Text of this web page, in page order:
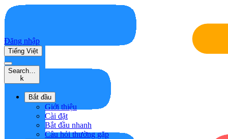
Đăng nhập
Tiếng Việt
Search…
k
Bắt đầu
Giới thiệu
Cài đặt
Bắt đầu nhanh
Câu hỏi thường gặp